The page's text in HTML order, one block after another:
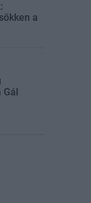
a
Gál